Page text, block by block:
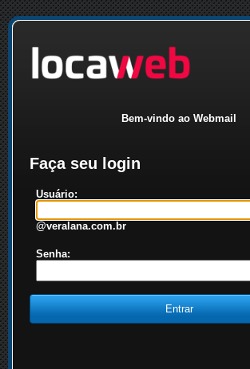
Bem-vindo ao Webmail
Faça seu login
Usuário:
@veralana.com.br
Senha: